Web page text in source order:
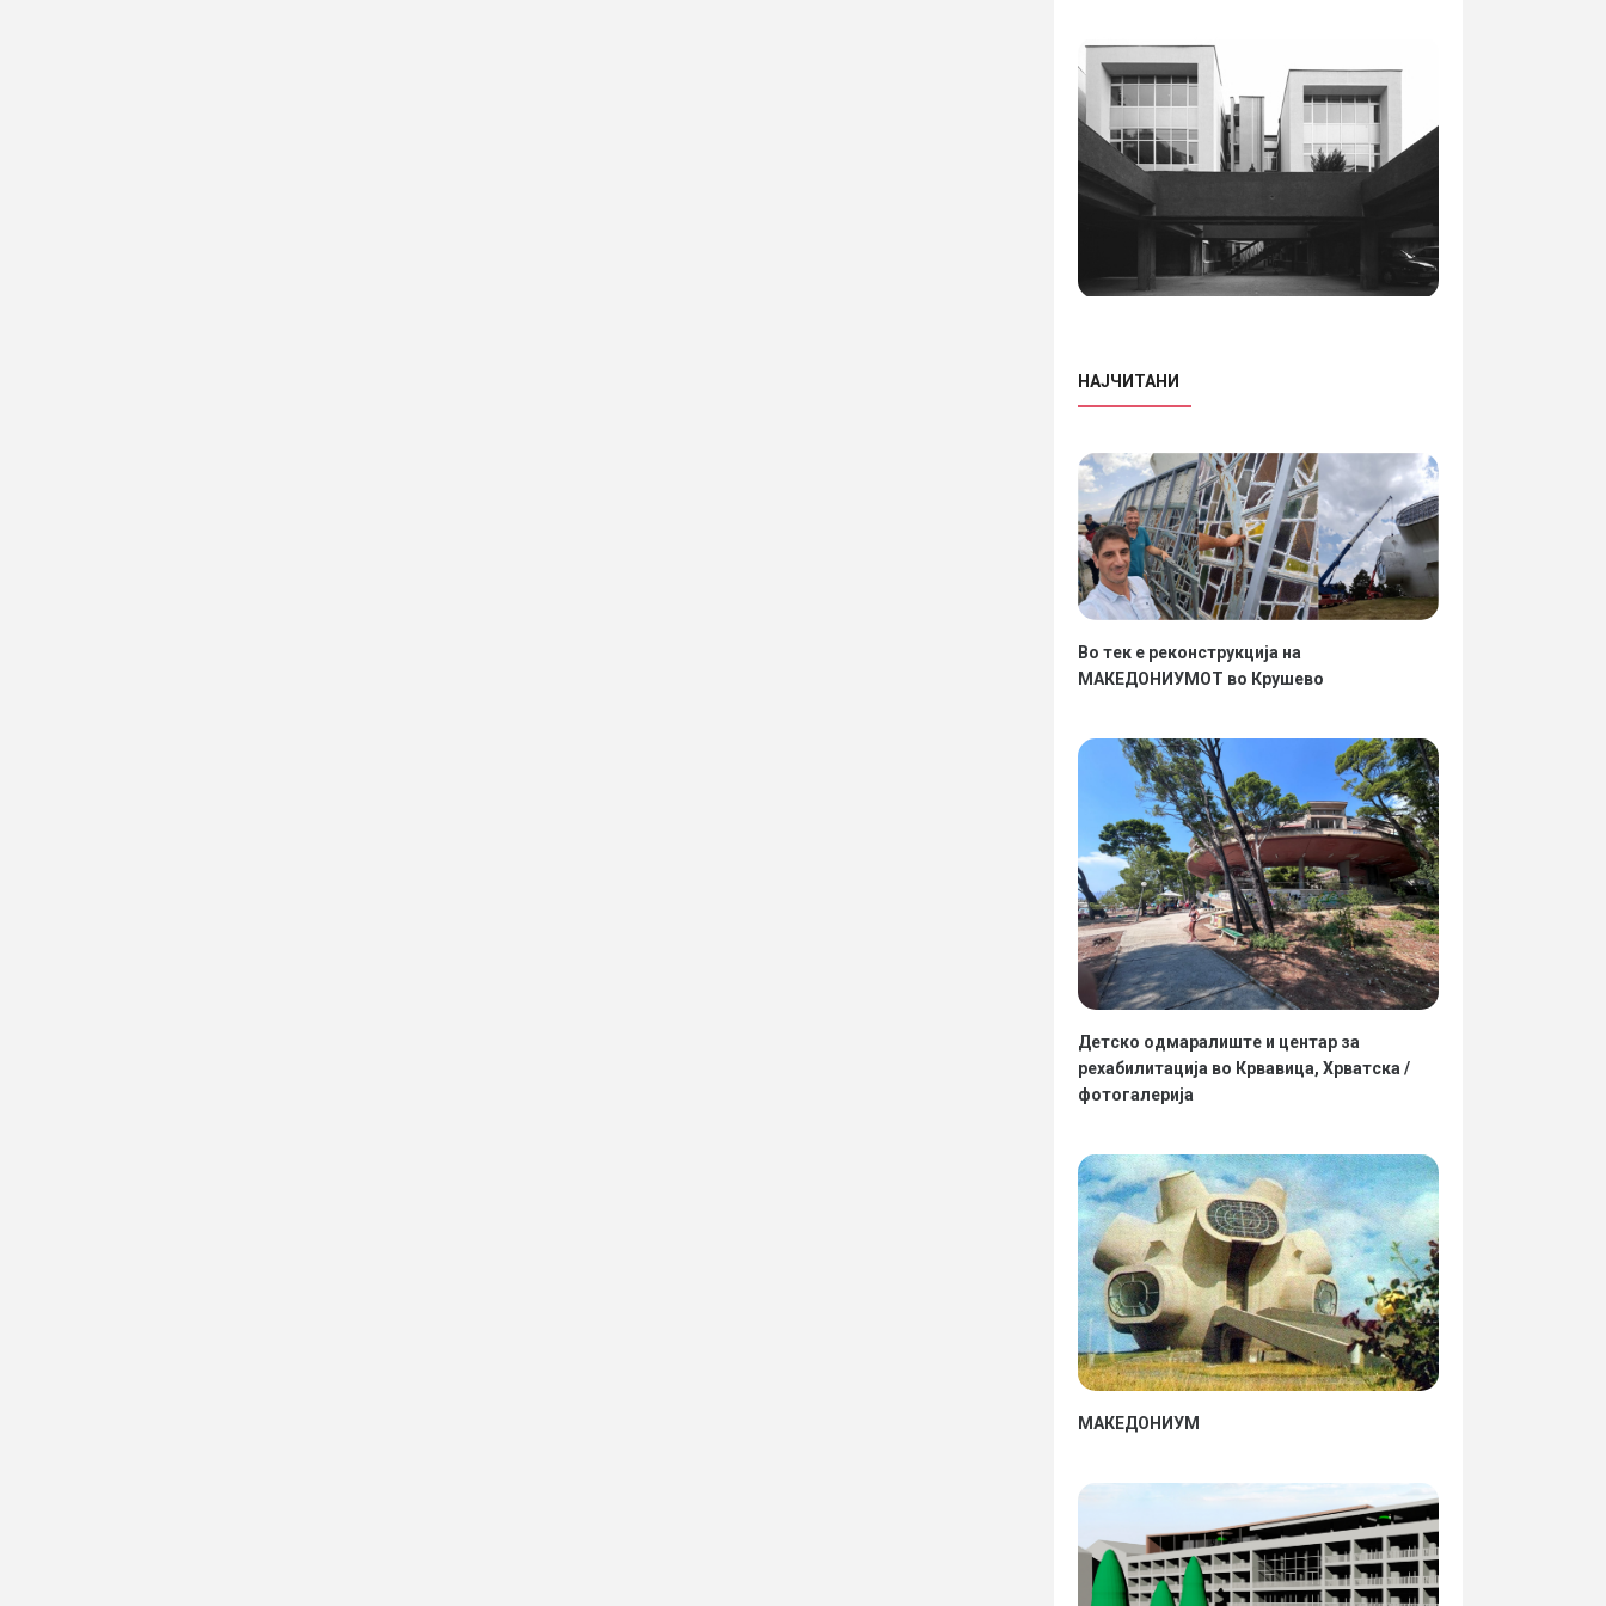
НАЈЧИТАНИ
Во тек е реконструкција на
МАКЕДОНИУМОТ во Крушево
Детско одмаралиште и центар за
рехабилитација во Крвавица, Хрватска /
фотогалерија
МАКЕДОНИУМ